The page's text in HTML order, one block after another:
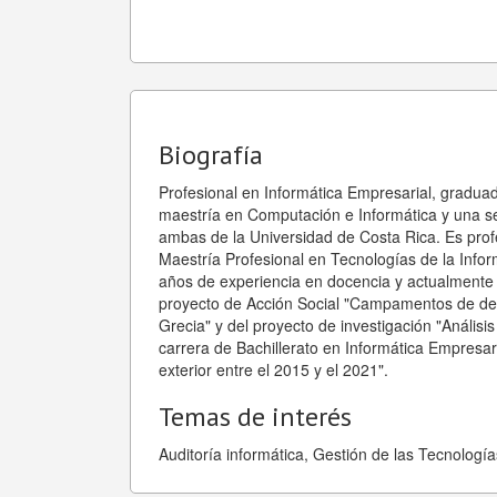
Biografía
Profesional en Informática Empresarial,
maestría en Computación e Informática y una
ambas de la Universidad de Costa Rica. Es
Maestría Profesional en Tecnologías de la
años de experiencia en docencia y
proyecto de Acción Social "Campamentos de
Grecia" y del proyecto de investigación
carrera de Bachillerato en Informática
exterior entre el 2015 y el 2021".
Temas de interés
Auditoría informática, Gestión de las